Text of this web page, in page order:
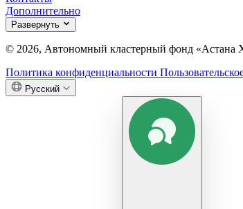
Дополнительно
Развернуть
© 2026, Автономный кластерный фонд «Астана
Политика конфиденциальности
Русский